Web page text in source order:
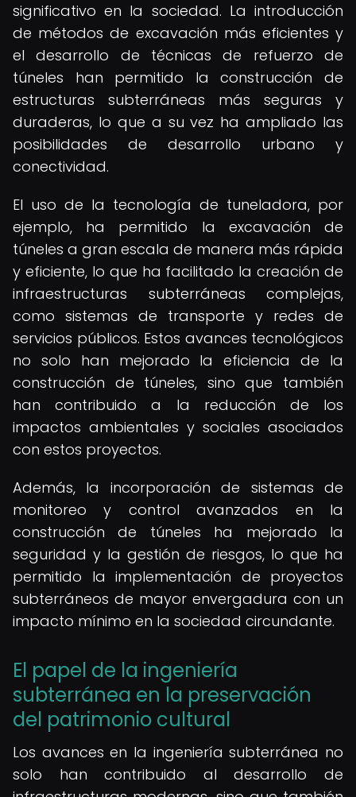
significativo en la sociedad. La introducción
de métodos de excavación más eficientes y
el desarrollo de técnicas de refuerzo de
túneles han permitido la construcción de
estructuras subterráneas más seguras y
duraderas, lo que a su vez ha ampliado las
posibilidades de desarrollo urbano y
conectividad.
El uso de la tecnología de tuneladora, por
ejemplo, ha permitido la excavación de
túneles a gran escala de manera más rápida
y eficiente, lo que ha facilitado la creación de
infraestructuras subterráneas complejas,
como sistemas de transporte y redes de
servicios públicos. Estos avances tecnológicos
no solo han mejorado la eficiencia de la
construcción de túneles, sino que también
han contribuido a la reducción de los
impactos ambientales y sociales asociados
con estos proyectos.
Además, la incorporación de sistemas de
monitoreo y control avanzados en la
construcción de túneles ha mejorado la
seguridad y la gestión de riesgos, lo que ha
permitido la implementación de proyectos
subterráneos de mayor envergadura con un
impacto mínimo en la sociedad circundante.
El papel de la ingeniería
subterránea en la preservación
del patrimonio cultural
Los avances en la ingeniería subterránea no
solo han contribuido al desarrollo de